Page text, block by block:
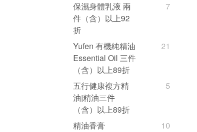
保濕身體乳液 兩
件（含）以上92
折
7
Yufen 有機純精油
Essential Oil 三件
（含）以上89折
21
五行健康複方精
油|精油三件
（含）以上89折
5
精油香膏
10